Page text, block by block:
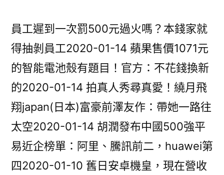
員工遲到一次罰500元過火嗎？本錢家就
得抽剝員工2020-01-14 蘋果售價1071元
的智能電池殼有題目！官方：不花錢換新
的2020-01-14 拍真人秀尋真愛！繞月飛
翔japan(日本)富豪前澤友作：帶她一路往
太空2020-01-14 胡潤發布中國500強平
易近企榜單：阿里、騰訊前二，huawei第
四2020-01-10 舊日安卓機皇，現在營收